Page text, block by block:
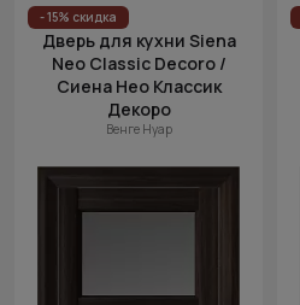
- 15% скидка
Дверь для кухни Siena
Neo Classic Decoro /
Сиена Нео Классик
Декоро
Венге Нуар